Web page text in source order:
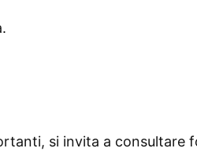
si invita a consultare